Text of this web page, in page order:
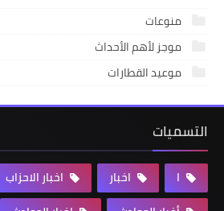
منوعات
موجز لأهم الأحداث
موعيد القطارات
التسميات
ا اخبار اخبار الاحزاب